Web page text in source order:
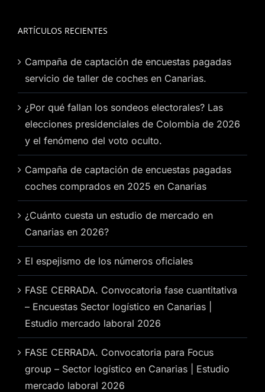
ARTÍCULOS RECIENTES
Campaña de captación de encuestas pagadas
servicio de taller de coches en Canarias.
¿Por qué fallan los sondeos electorales? Las
elecciones presidenciales de Colombia de 2026
y el fenómeno del voto oculto.
Campaña de captación de encuestas pagadas
coches comprados en 2025 en Canarias
¿Cuánto cuesta un estudio de mercado en
Canarias en 2026?
El espejismo de los números oficiales
FASE CERRADA. Convocatoria fase cuantitativa
– Encuestas Sector logístico en Canarias |
Estudio mercado laboral 2026
FASE CERRADA. Convocatoria para Focus
group – Sector logístico en Canarias | Estudio
mercado laboral 2026